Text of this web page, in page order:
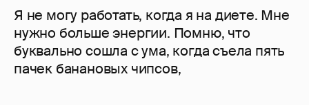
Я не могу работать, когда я на диете. Мне
нужно больше энергии. Помню, что
буквально сошла с ума, когда съела пять
пачек банановых чипсов,